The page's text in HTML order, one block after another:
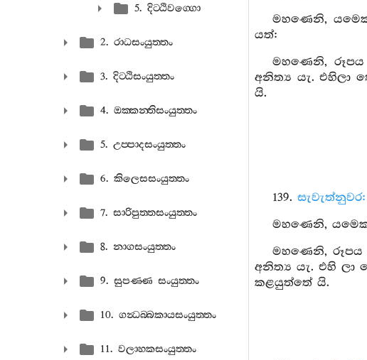
5. දිට‍්ඨිවග‍්ගො
2. රාධසංයුත‍්තං
3. දිට‍්ඨිසංයුත‍්තං
4. ඔක‍්කන‍්තිසංයුත‍්තං
5. උප‍්පාදසංයුත‍්තං
6. කිලෙසසංයුත‍්තං
7. සාරිපුත‍්තසංයුත‍්තං
8. නාගසංයුත‍්තං
9. සුපණ‍්ණ සංයුත‍්තං
10. ගන්‍ධබ‍්බකායසංයුත‍්තං
11. වලාහකසංයුත‍්තං
මහණෙනි,
යත්:
මහණෙනි, රූපය
අනිත්‍ය යැ. එහිලා
යි.
139. සැවැත්නුවර:
මහණෙනි,
මහණෙනි, රූපය
අනිත්‍ය යැ. එහි ලා
කළයුත්තේ යි.